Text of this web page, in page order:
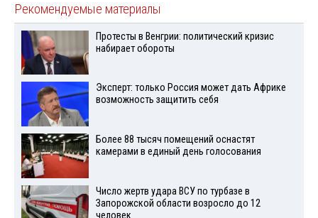
Рекомендуемые материалы
Протесты в Венгрии: политический кризис
набирает обороты
Эксперт: только Россия может дать Африке
возможность защитить себя
Более 88 тысяч помещений оснастят
камерами в единый день голосования
Число жертв удара ВСУ по турбазе в
Запорожской области возросло до 12
человек